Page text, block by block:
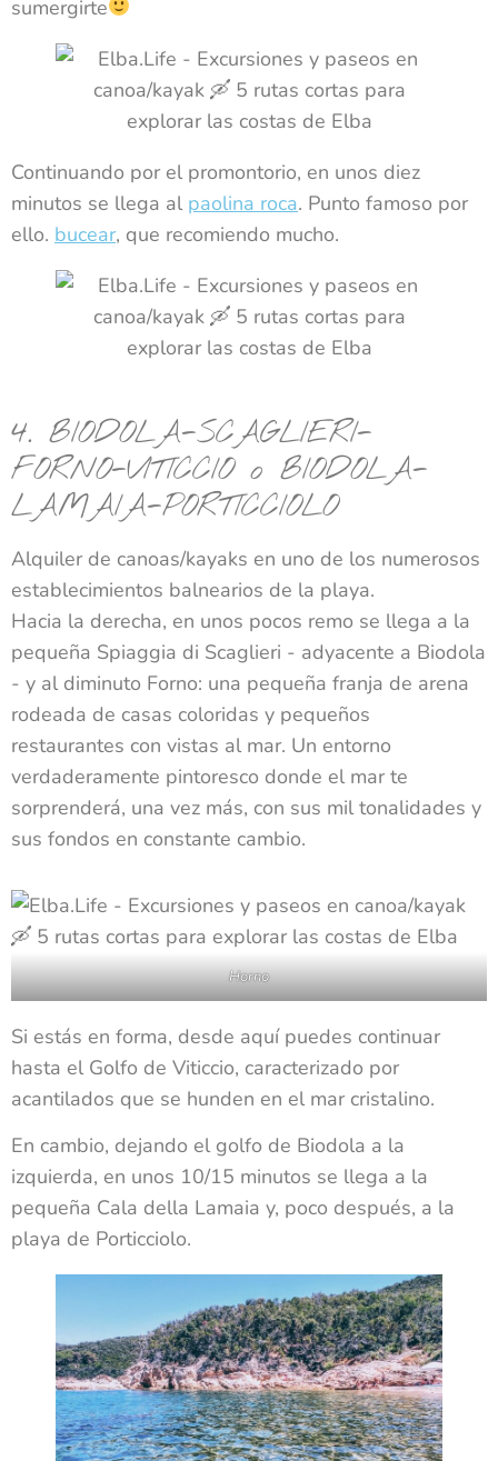
sumergirte
Continuando por el promontorio, en unos diez
minutos se llega al paolina roca. Punto famoso por
ello. bucear, que recomiendo mucho.
4. BIODOLA-SCAGLIERI-
FORNO-VITICCIO o BIODOLA-
LAMAIA-PORTICCIOLO
Alquiler de canoas/kayaks en uno de los numerosos
establecimientos balnearios de la playa.
Hacia la derecha, en unos pocos remo se llega a la
pequeña Spiaggia di Scaglieri - adyacente a Biodola
- y al diminuto Forno: una pequeña franja de arena
rodeada de casas coloridas y pequeños
restaurantes con vistas al mar. Un entorno
verdaderamente pintoresco donde el mar te
sorprenderá, una vez más, con sus mil tonalidades y
sus fondos en constante cambio.
Horno
Si estás en forma, desde aquí puedes continuar
hasta el Golfo de Viticcio, caracterizado por
acantilados que se hunden en el mar cristalino.
En cambio, dejando el golfo de Biodola a la
izquierda, en unos 10/15 minutos se llega a la
pequeña Cala della Lamaia y, poco después, a la
playa de Porticciolo.